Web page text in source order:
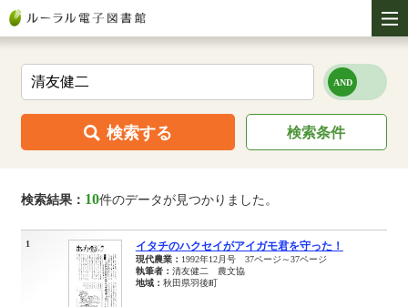
検索する 検索条件
検索結果： 10件のデータが見つかりました。
1 イタチのハクセイがアイガモ君を守った！
現代農業： 1992年12月号 37ページ～37ページ
執筆者： 清友健二 農文協
地域： 秋田県羽後町